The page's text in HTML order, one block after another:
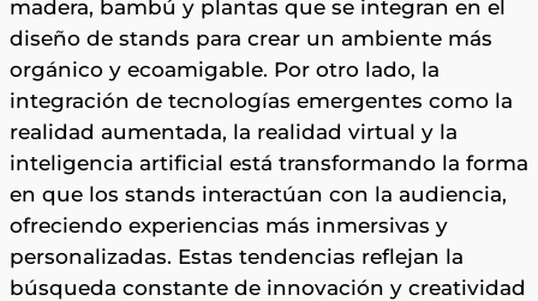
madera, bambú y plantas que se integran en el
diseño de stands para crear un ambiente más
orgánico y ecoamigable. Por otro lado, la
integración de tecnologías emergentes como la
realidad aumentada, la realidad virtual y la
inteligencia artificial está transformando la forma
en que los stands interactúan con la audiencia,
ofreciendo experiencias más inmersivas y
personalizadas. Estas tendencias reflejan la
búsqueda constante de innovación y creatividad